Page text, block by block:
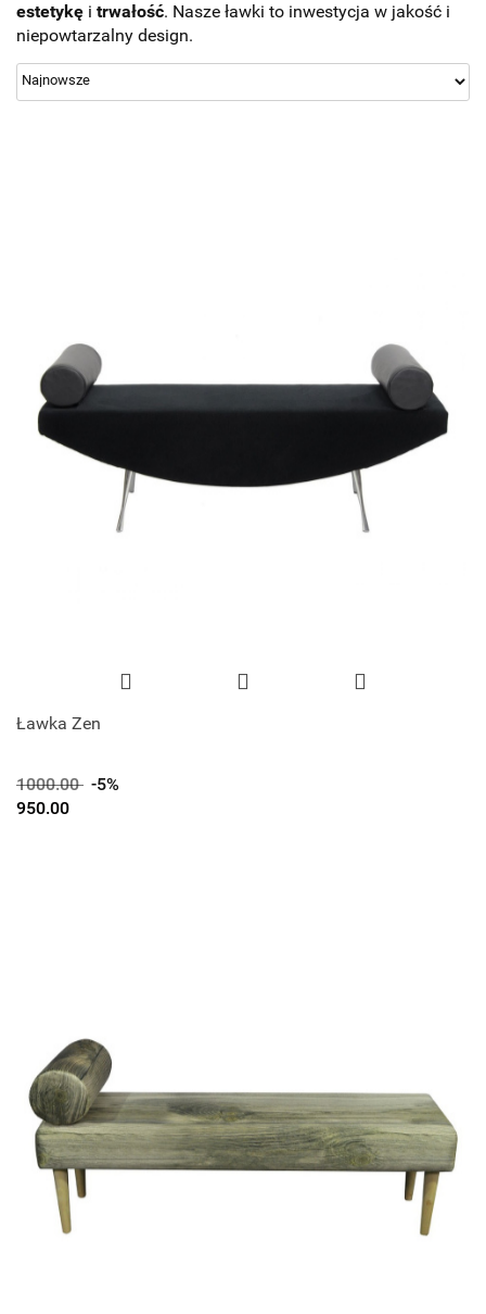
estetykę i trwałość. Nasze ławki to inwestycja w jakość i
niepowtarzalny design.
Ławka Zen
1000.00 -5%
950.00